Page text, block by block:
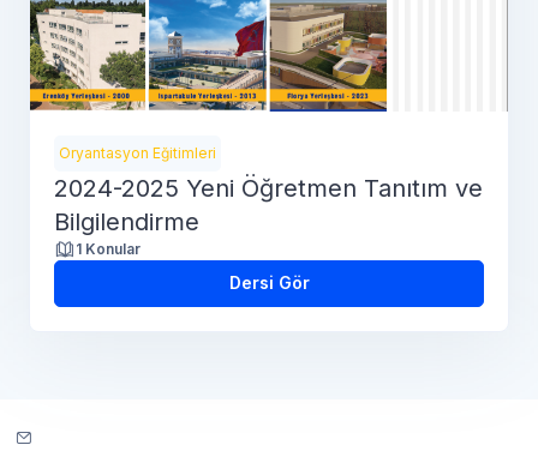
Oryantasyon Eğitimleri
2024-2025 Yeni Öğretmen Tanıtım ve
Bilgilendirme
1 Konular
Dersi Gör